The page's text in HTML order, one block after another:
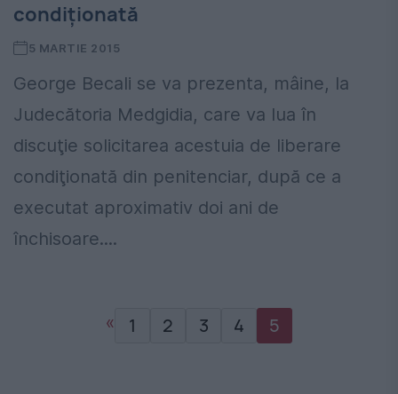
condiţionată
5 MARTIE 2015
George Becali se va prezenta, mâine, la
Judecătoria Medgidia, care va lua în
discuţie solicitarea acestuia de liberare
condiţionată din penitenciar, după ce a
executat aproximativ doi ani de
închisoare....
« 1 2 3 4 5